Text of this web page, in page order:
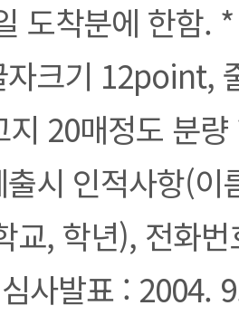
도착분에 한함.
자크기 12point,
지 20매정도 분
시 인적사항(이
교, 학년), 전화
사발표 : 2004.